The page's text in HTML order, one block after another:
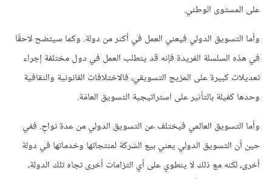
على المستوى الوطني.
وأما التسويق الدولي فيعني العمل في أكثر من دولة. وكما سيتضح لاحقًا
في هذه السلسلة الفريدة فإنه قد يتطلب العمل في دول مختلفة إجراء
تعديلات كبيرة على المزيج التسويقي، فالاختلافات القانونية والثقافية
وحدها كفيلة بالتأثير على استراتيجية التسويق العامّة.
وأما التسويق العالمي فيختلف عن التسويق الدولي من عدة نواحٍ. ففي
حين أن التسويق الدولي يعني بيع الشركة لمنتجاتها وخدماتها في دولة
أخرى، لكنه مع ذلك لا ينطوي على أي التزامات أخرى تجاه تلك الدولة،